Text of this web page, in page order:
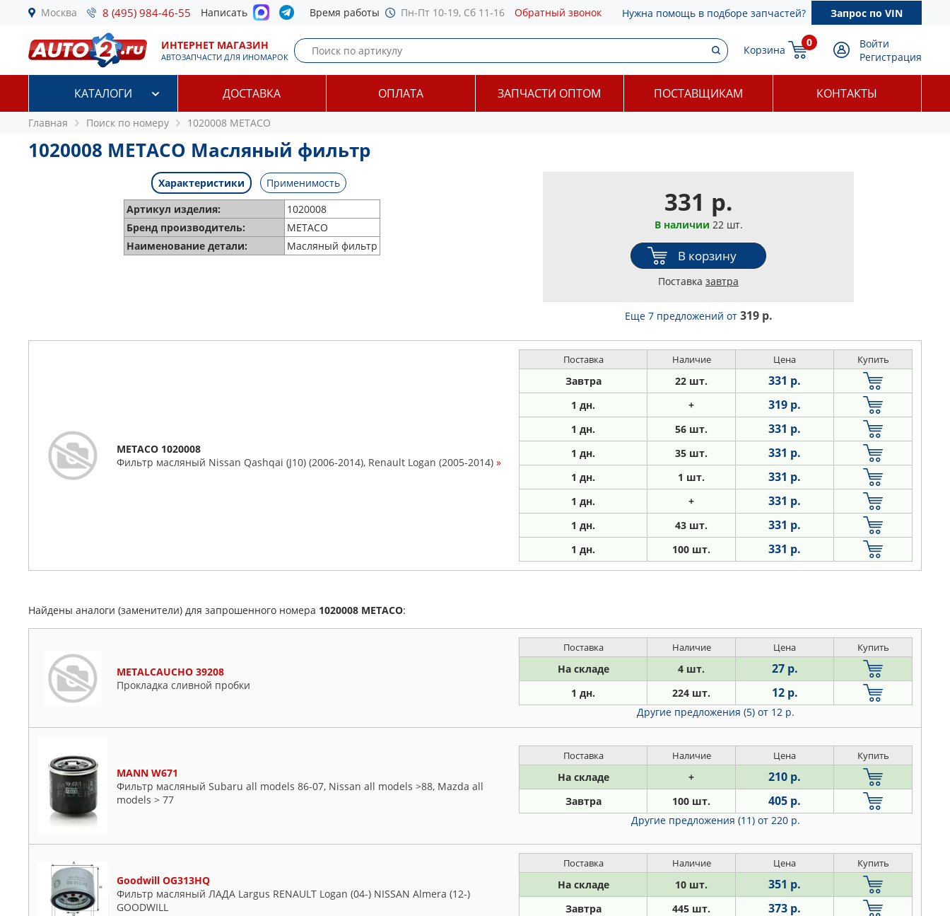
Москва 8 (495) 984-46-55 Написать Время работы Пн-Пт 10-19, Сб 11-16 Обратный звонок Нужна помощь в подборе запчастей? Запрос по VIN
ИНТЕРНЕТ МАГАЗИН
АВТОЗАПЧАСТИ ДЛЯ ИНОМАРОК
Корзина
0
Войти
Регистрация
КАТАЛОГИ ДОСТАВКА ОПЛАТА ЗАПЧАСТИ ОПТОМ ПОСТАВЩИКАМ КОНТАКТЫ
Главная Поиск по номеру 1020008 METACO
1020008 METACO Масляный фильтр
Характеристики
Применимость
Артикул изделия:
1020008
Бренд производитель:
METACO
Наименование детали:
Масляный фильтр
331 р.
В наличии 22 шт.
В корзину
Поставка завтра
Еще 7 предложений от 319 р.
METACO 1020008
Фильтр масляный Nissan Qashqai (J10) (2006-2014), Renault Logan (2005-2014) »
Поставка Наличие Цена Купить
Завтра 22 шт. 331 р.
1 дн. + 319 р.
1 дн. 56 шт. 331 р.
1 дн. 35 шт. 331 р.
1 дн. 1 шт. 331 р.
1 дн. + 331 р.
1 дн. 43 шт. 331 р.
1 дн. 100 шт. 331 р.
Найдены аналоги (заменители) для запрошенного номера 1020008 METACO:
METALCAUCHO 39208
Прокладка сливной пробки
Поставка Наличие Цена Купить
На складе 4 шт. 27 р.
1 дн. 224 шт. 12 р.
Другие предложения (5) от 12 р.
MANN W671
Фильтр масляный Subaru all models 86-07, Nissan all models >88, Mazda all
models > 77
Поставка Наличие Цена Купить
На складе + 210 р.
Завтра 100 шт. 405 р.
Другие предложения (11) от 220 р.
Goodwill OG313HQ
Фильтр масляный ЛАДА Largus RENAULT Logan (04-) NISSAN Almera (12-)
GOODWILL
Поставка Наличие Цена Купить
На складе 10 шт. 351 р.
Завтра 445 шт. 373 р.